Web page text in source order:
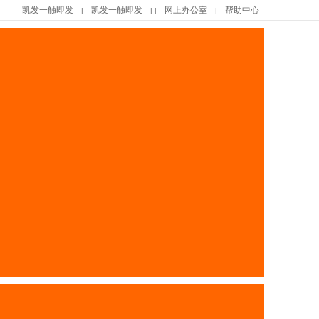
凯发一触即发 | 凯发一触即发 | | 网上办公室 | 帮助中心